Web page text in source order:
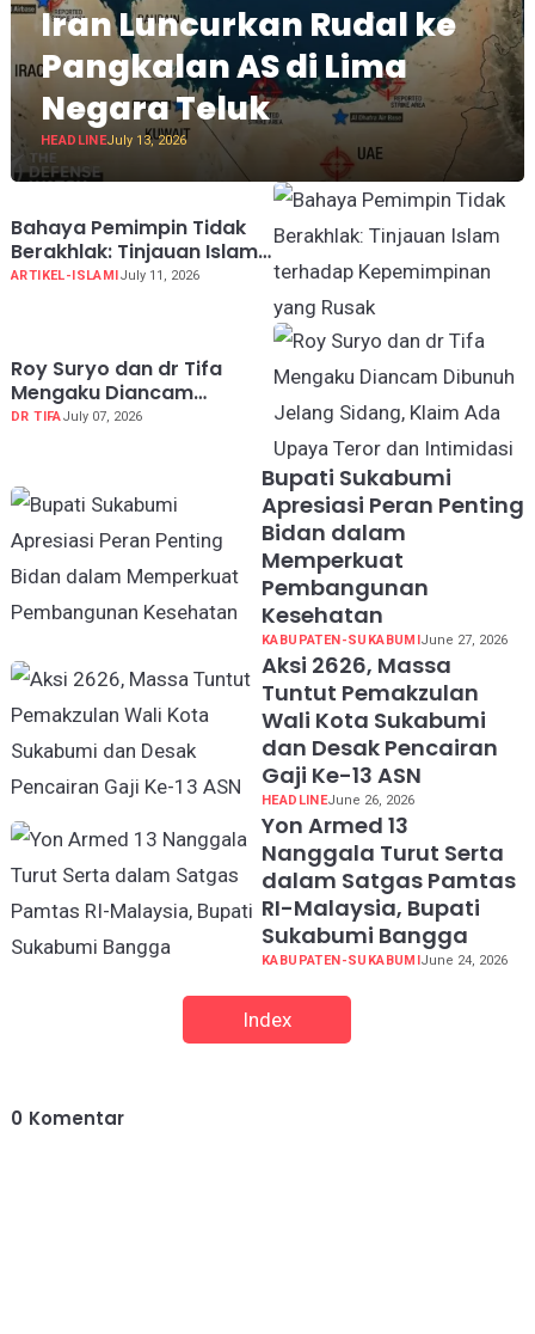
Iran Luncurkan Rudal ke
Pangkalan AS di Lima
Negara Teluk
HEADLINEJuly 13, 2026
Bahaya Pemimpin Tidak
Berakhlak: Tinjauan Islam
terhadap Kepemimpinan
ARTIKEL-ISLAMI July 11, 2026
Roy Suryo dan dr Tifa
Mengaku Diancam
Dibunuh Jelang Sidang,
DR TIFAJuly 07, 2026
Bupati Sukabumi
Apresiasi Peran Penting
Bidan dalam
Memperkuat
Pembangunan
Kesehatan
KABUPATEN-SUKABUMIJune 27, 2026
Aksi 2626, Massa
Tuntut Pemakzulan
Wali Kota Sukabumi
dan Desak Pencairan
Gaji Ke-13 ASN
HEADLINEJune 26, 2026
Yon Armed 13
Nanggala Turut Serta
dalam Satgas Pamtas
RI-Malaysia, Bupati
Sukabumi Bangga
KABUPATEN-SUKABUMIJune 24, 2026
Index
0 Komentar